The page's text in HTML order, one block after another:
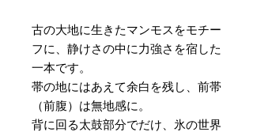
古の大地に生きたマンモスをモチー
フに、静けさの中に力強さを宿した
一本です。
帯の地にはあえて余白を残し、前帯
（前腹）は無地感に。
背に回る太鼓部分でだけ、氷の世界